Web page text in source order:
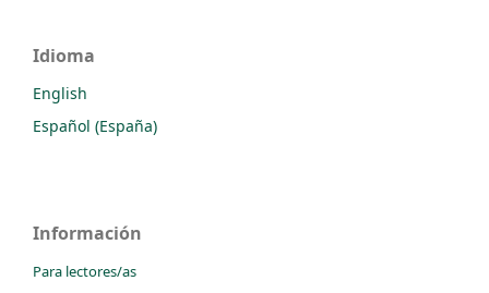
Idioma
English
Español (España)
Información
Para lectores/as